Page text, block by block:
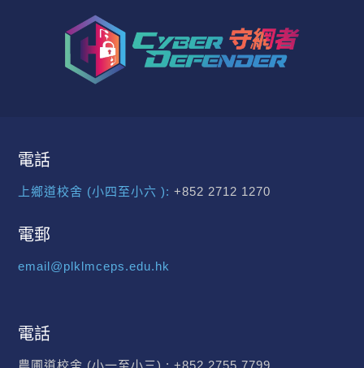
電話
上鄉道校舍 (小四至小六 ): +852 2712 1270
電郵
email@plklmceps.edu.hk
電話
農圃道校舍 (小一至小三) : +852 2755 7799